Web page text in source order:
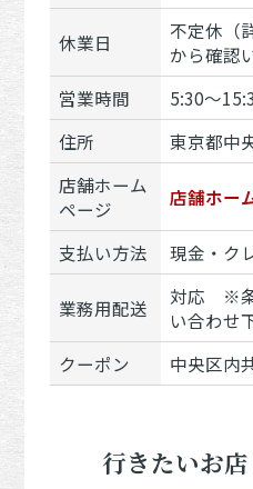
休業日
不定休（
から確認
営業時間
5:30～
住所
東京都中
店舗ホーム
ページ
店舗ホー
支払い方法 現金・ク
業務用配送
対応 ※条
い合わせ
クーポン
中央区内
行きたいお